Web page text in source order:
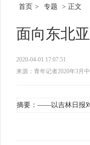
首页 > 专题 > 正文
面向东北
2020-04-01 17:07:51
来源：青年记者2020年3月中
摘要：——以吉林日报